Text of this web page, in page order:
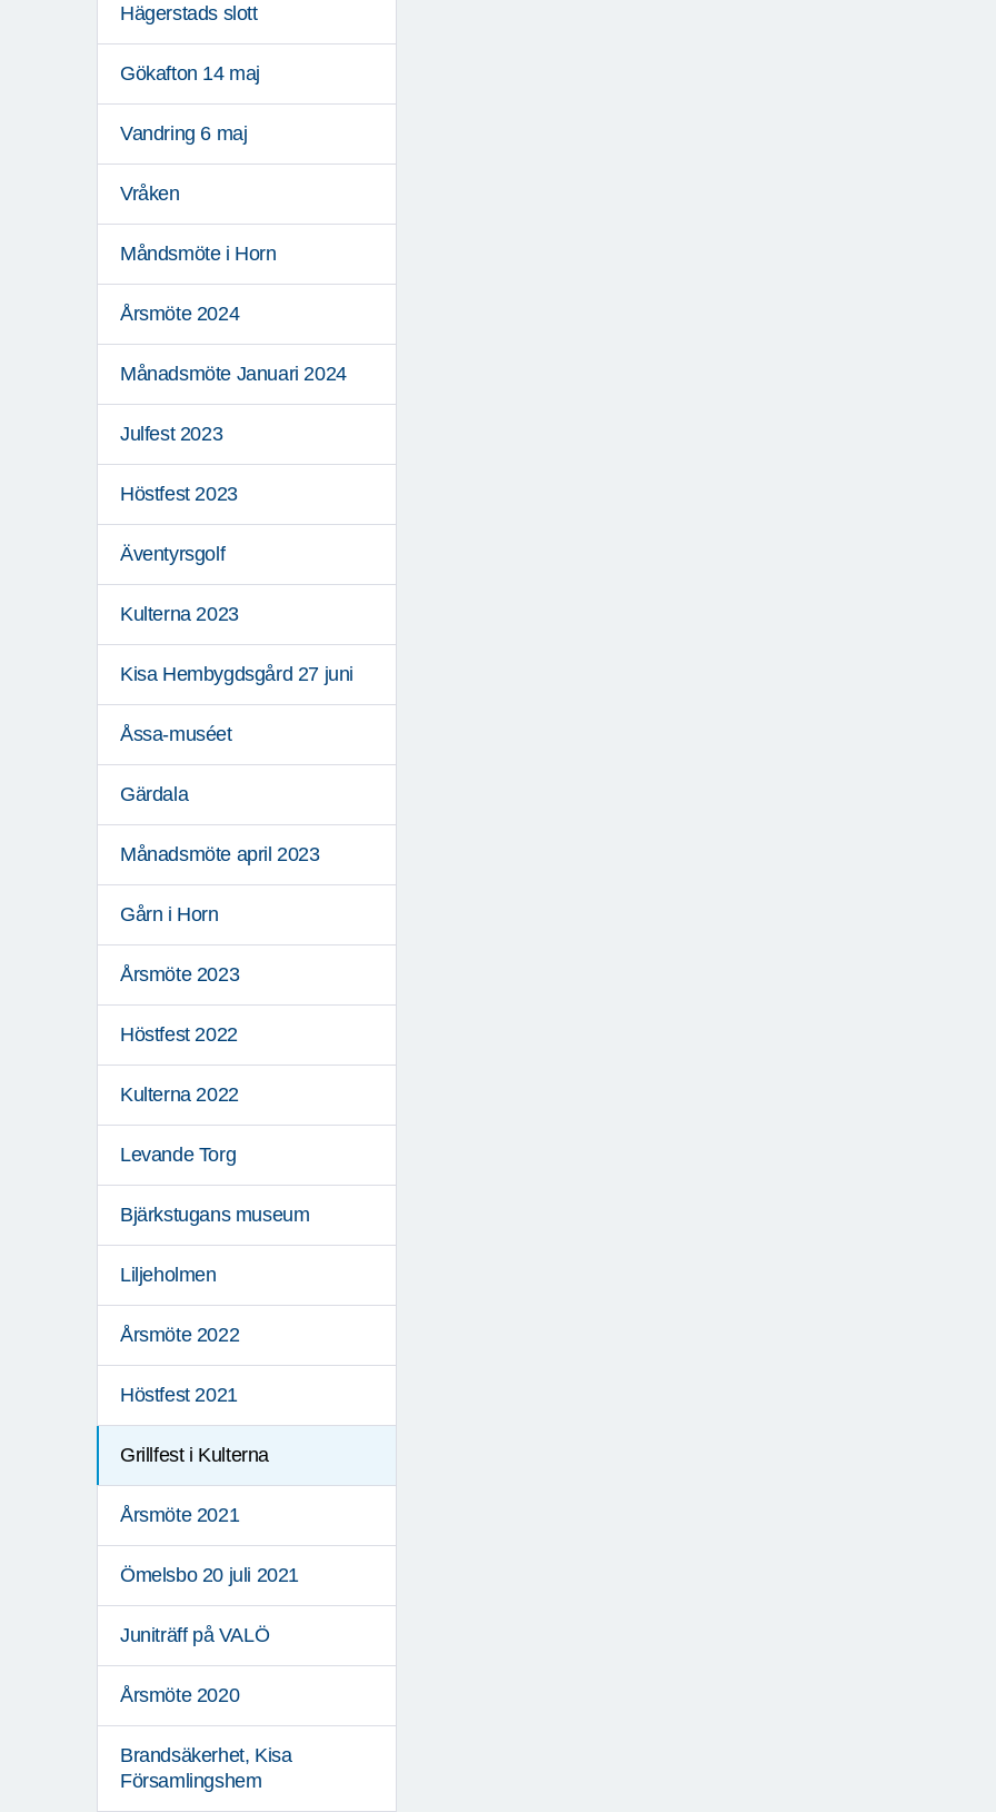
Hägerstads slott
Gökafton 14 maj
Vandring 6 maj
Vråken
Måndsmöte i Horn
Årsmöte 2024
Månadsmöte Januari 2024
Julfest 2023
Höstfest 2023
Äventyrsgolf
Kulterna 2023
Kisa Hembygdsgård 27 juni
Åssa-muséet
Gärdala
Månadsmöte april 2023
Gårn i Horn
Årsmöte 2023
Höstfest 2022
Kulterna 2022
Levande Torg
Bjärkstugans museum
Liljeholmen
Årsmöte 2022
Höstfest 2021
Grillfest i Kulterna
Årsmöte 2021
Ömelsbo 20 juli 2021
Juniträff på VALÖ
Årsmöte 2020
Brandsäkerhet, Kisa
Församlingshem